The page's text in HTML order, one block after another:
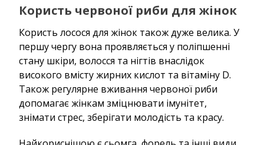
Користь червоної риби для жінок
Користь лосося для жінок також дуже велика. У
першу чергу вона проявляється у поліпшенні
стану шкіри, волосся та нігтів внаслідок
високого вмісту жирних кислот та вітаміну D.
Також регулярне вживання червоної риби
допомагає жінкам зміцнювати імунітет,
знімати стрес, зберігати молодість та красу.